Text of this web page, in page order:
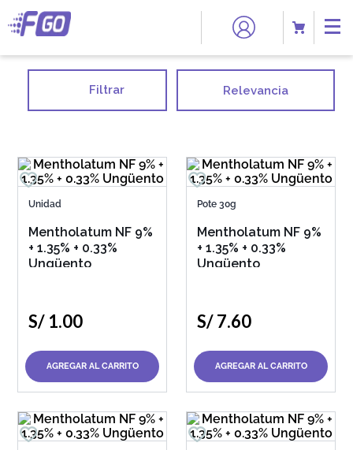
Filtrar Relevancia
Unidad
Mentholatum NF 9%
+ 1.35% + 0.33%
Ungüento
S/ 1.00
AGREGAR AL CARRITO
Pote 30g
Mentholatum NF 9%
+ 1.35% + 0.33%
Ungüento
S/7.60
AGREGAR AL CARRITO